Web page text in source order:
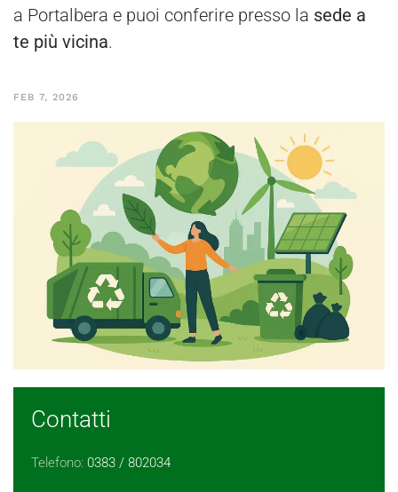
a Portalbera e puoi conferire presso la sede a
te più vicina.
FEB 7, 2026
Contatti
Telefono: 0383 / 802034